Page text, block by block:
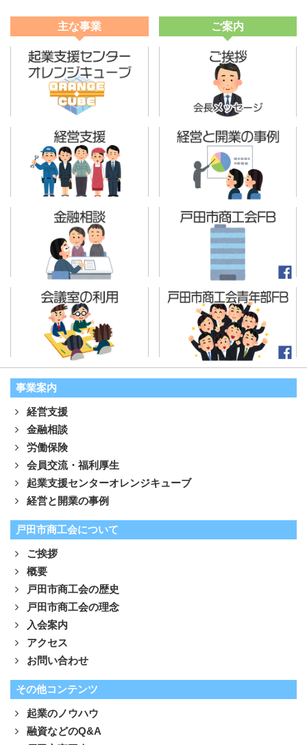
主な事業 ご案内
事業案内
経営支援
金融相談
労働保険
会員交流・福利厚生
起業支援センターオレンジキューブ
経営と開業の事例
戸田市商工会について
ご挨拶
概要
戸田市商工会の歴史
戸田市商工会の理念
入会案内
アクセス
お問い合わせ
その他コンテンツ
起業のノウハウ
融資などのQ&A